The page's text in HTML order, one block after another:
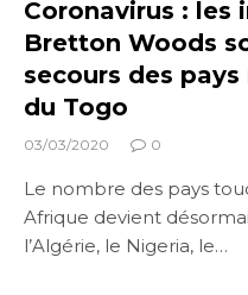
Coronavirus : les
Bretton Woods
secours des
du Togo
03/03/2020 0
Le nombre des pays
Afrique devient
l’Algérie, le Nigeria, le…